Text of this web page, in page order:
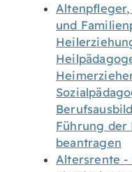
und
Führung der
beantragen
Altersrente -